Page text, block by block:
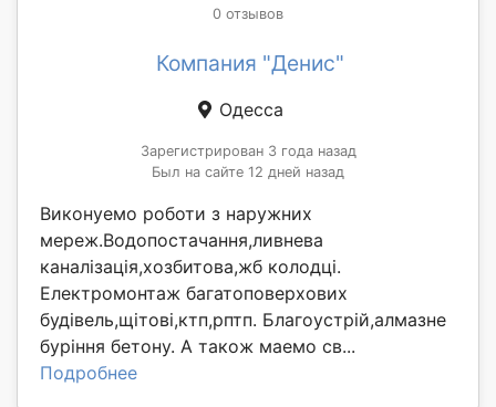
0 отзывов
Компания "Денис"
Одесса
Зарегистрирован 3 года назад
Был на сайте 12 дней назад
Виконуемо роботи з наружних
мереж.Водопостачання,ливнева
каналізація,хозбитова,жб колодці.
Електромонтаж багатоповерхових
будівель,щітові,ктп,рптп. Благоустрій,алмазне
буріння бетону. А також маемо св...
Подробнее